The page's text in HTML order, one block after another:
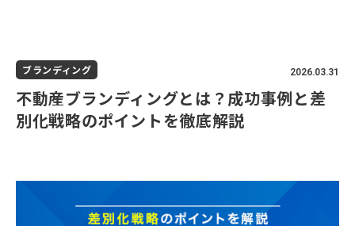
ブランディング 2026.03.31
不動産ブランディングとは？成功事例と差
別化戦略のポイントを徹底解説